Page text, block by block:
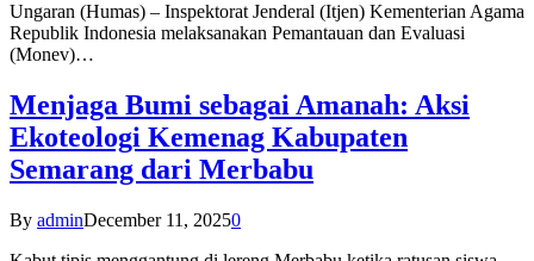
Ungaran (Humas) – Inspektorat Jenderal (Itjen) Kementerian Agama
Republik Indonesia melaksanakan Pemantauan dan Evaluasi
(Monev)…
Menjaga Bumi sebagai Amanah: Aksi
Ekoteologi Kemenag Kabupaten
Semarang dari Merbabu
By adminDecember 11, 20250